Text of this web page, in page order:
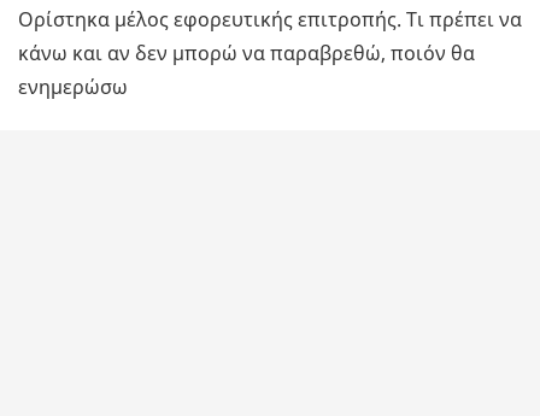
Ορίστηκα μέλος εφορευτικής επιτροπής. Τι πρέπει να
κάνω και αν δεν μπορώ να παραβρεθώ, ποιόν θα
ενημερώσω